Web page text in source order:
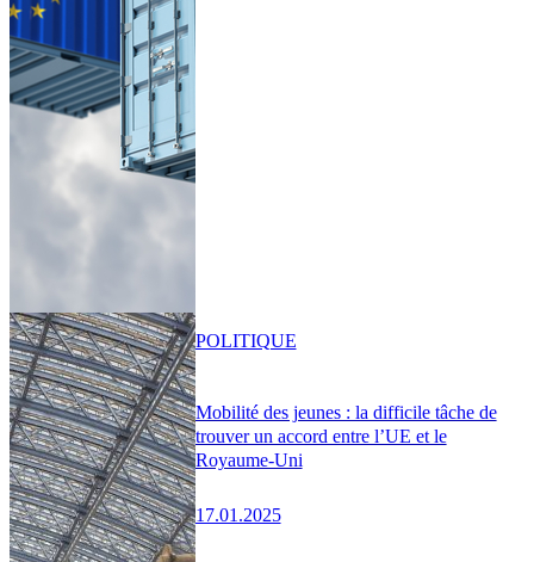
Mobilité des jeunes : la difficile tâche de
trouver un accord entre l’UE et le
Royaume-Uni
17.01.2025
POLITIQUE